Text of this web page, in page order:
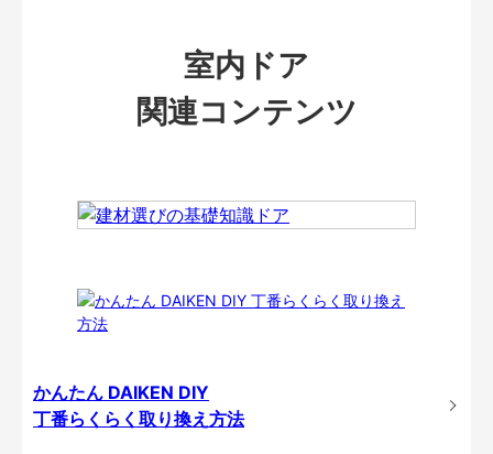
室内ドア
関連コンテンツ
かんたん DAIKEN DIY
丁番らくらく取り換え方法